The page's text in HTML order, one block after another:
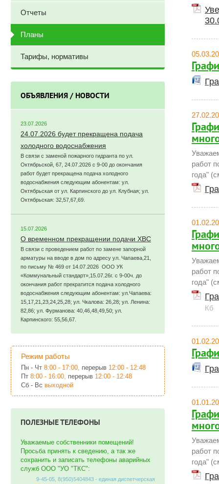
работ
года"
работ
года"
Кб
работ
года"
Отчеты
Планы
Тарифы, нормативы
ОБЪЯВЛЕНИЯ / НОВОСТИ
23.07.2026
24.07.2026 будет прекращена подача
холодного водоснабжения
В связи с заменой пожарного гидранта по ул.
Октябрьской, 67, 24.07.2026 с 9-00 до окончания
работ будет прекращена подача холодного
водоснабжения следующим абонентам: ул.
Октябрьская от ул. Карпинского до ул. Клубная; ул.
Октябрьская: 32,57,67,69.
15.07.2026
О временном прекращении подачи ХВС
В связи с проведением работ по замене запорной
арматуры на вводе в дом по адресу ул. Чапаева,21,
по письму № 469 от 14.07.2026 ООО УК
«Коммунальный стандарт»,15.07.26г. с 9-00ч. до
окончания работ прекратится подача холодного
водоснабжения следующим абонентам: ул.Чапаева:
15,17,21,23,24,25,28; ул. Чкалова: 26,28; ул. Ленина:
82,86; ул. Фурманова: 40,46,48,49,50; ул.
Карпинского: 55,56,67.
Режим работы
Пн - Чт 8:00 - 17:00, перерыв 12:00 - 12:48
Пт 8:00 - 16:00, перерыв 12:00 - 12:48
Сб - Вс выходной
ПОЛЕЗНЫЕ ТЕЛЕФОНЫ
Уважаемые собственники помещений!
Просьба принять к сведению, а так же
сохранить и записать телефоны аварийных
служб ООО "УО "ТКС":
9-45-05, 8(950)5404843 - единая диспетчерская